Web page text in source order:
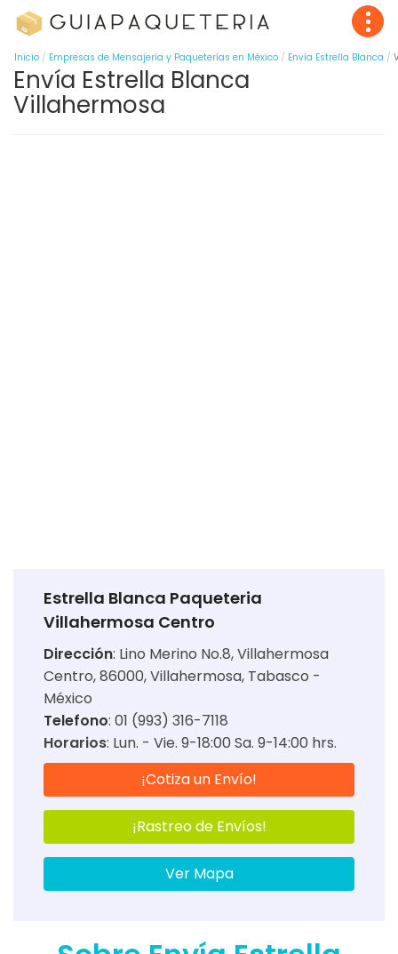
Inicio Empresas de Mensajería y Paqueterías en México Envía Estrella Blanca
Envía Estrella Blanca
Villahermosa
Estrella Blanca Paqueteria
Villahermosa Centro
Dirección: Lino Merino No.8, Villahermosa
Centro, 86000, Villahermosa, Tabasco -
México
Telefono: 01 (993) 316-7118
Horarios: Lun. - Vie. 9-18:00 Sa. 9-14:00 hrs.
¡Cotiza un Envío!
¡Rastreo de Envíos!
Ver Mapa